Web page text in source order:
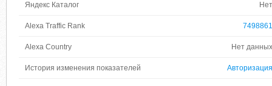
Яндекс Каталог Нет
Alexa Traffic Rank 7498861
Alexa Country Нет данных
История изменения показателей Авторизация